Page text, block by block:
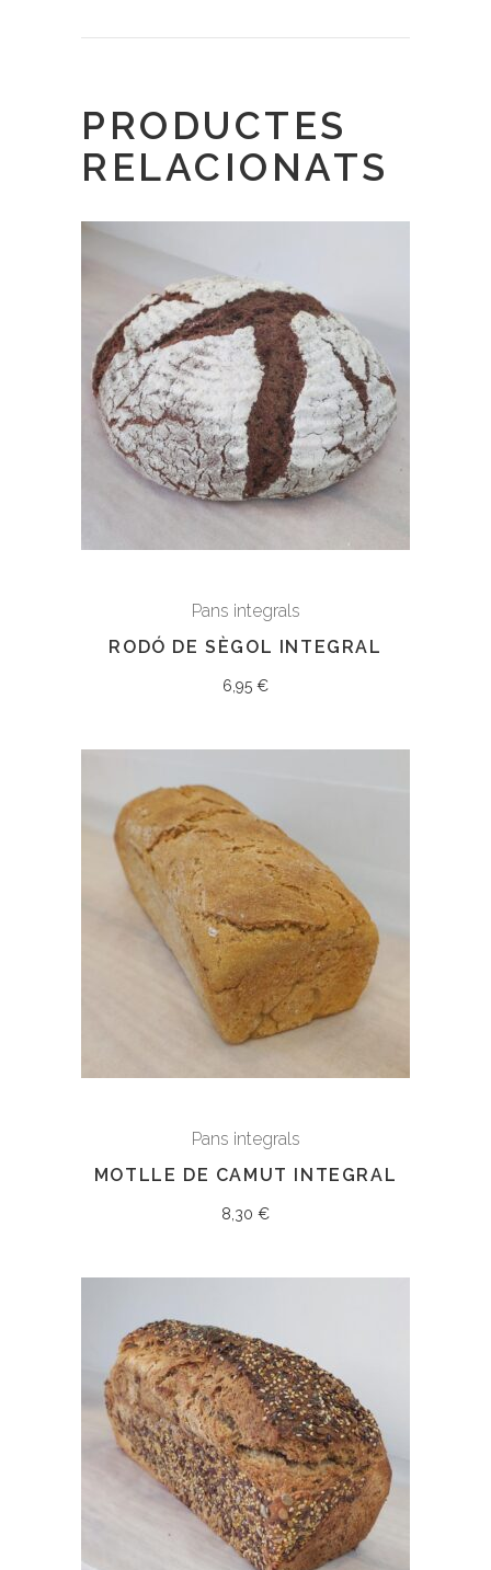
PRODUCTES
RELACIONATS
Pans integrals
RODÓ DE SÈGOL INTEGRAL
6,95 €
Pans integrals
MOTLLE DE CAMUT INTEGRAL
8,30 €